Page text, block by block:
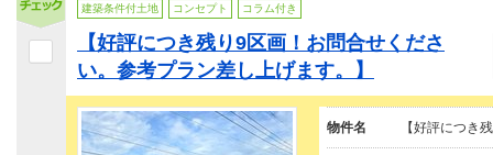
建築条件付土地 コンセプト コラム付き
【好評につき残り9区画！お問合せくださ
い。参考プラン差し上げます。】
物件名 【好評につき